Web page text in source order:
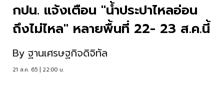
กปน. แจ้งเตือน "น้ำประปาไหลอ่อน
ถึงไม่ไหล" หลายพื้นที่ 22- 23 ส.ค.นี้
By ฐานเศรษฐกิจดิจิทัล
21 ส.ค. 65 | 22:00 น.